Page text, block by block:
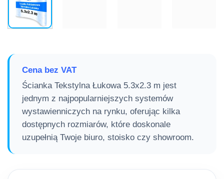
Cena bez VAT
Ścianka Tekstylna Łukowa 5.3х2.3 m jest
jednym z najpopularniejszych systemów
wystawienniczych na rynku, oferując kilka
dostępnych rozmiarów, które doskonale
uzupełnią Twoje biuro, stoisko czy showroom.